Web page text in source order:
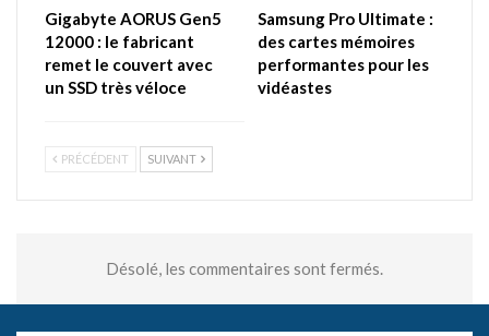
Gigabyte AORUS Gen5
12000 : le fabricant
remet le couvert avec
un SSD très véloce
Samsung Pro Ultimate :
des cartes mémoires
performantes pour les
vidéastes
PRÉCÉDENT SUIVANT
Désolé, les commentaires sont fermés.